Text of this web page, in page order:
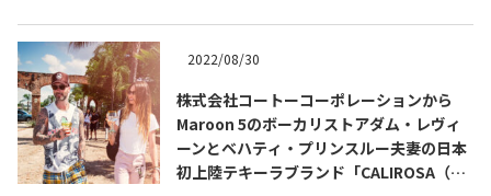
TEQUILA JOURNAL
About テキーラとは
テキーラのつくり方 テキーラマーケット
2022/08/30
株式会社コートーコーポレーションから
Maroon 5のボーカリストアダム・レヴィ
ーンとベハティ・プリンスルー夫妻の日本
初上陸テキーラブランド「CALIROSA（カ